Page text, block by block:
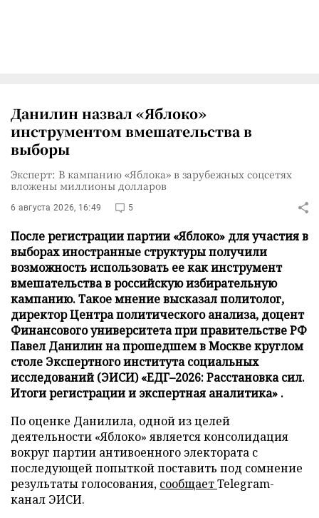
Данилин назвал «Яблоко»
инструментом вмешательства в
выборы
Эксперт: В кампанию «Яблока» в зарубежных соцсетях
вложены миллионы долларов
6 августа 2026, 16:49 5
После регистрации партии «Яблоко» для участия в
выборах иностранные структуры получили
возможность использовать ее как инструмент
вмешательства в российскую избирательную
кампанию. Такое мнение высказал политолог,
директор Центра политического анализа, доцент
Финансового университета при правительстве РФ
Павел Данилин на прошедшем в Москве круглом
столе Экспертного института социальных
исследований (ЭИСИ) «ЕДГ–2026: Расстановка сил.
Итоги регистрации и экспертная аналитика» .
По оценке Данилила, одной из целей
деятельности «Яблоко» является консолидация
вокруг партии антивоенного электората с
последующей попыткой поставить под сомнение
результаты голосования, сообщаетTelegram-
канал ЭИСИ.